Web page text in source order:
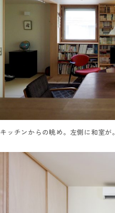
キッチンからの眺め。左側に和室が。